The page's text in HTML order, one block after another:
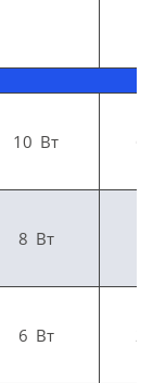
10 Вт
8 Вт
6 Вт